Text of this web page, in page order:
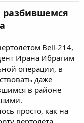
разбившемся
Bell-214,
Ирана Ибрагим
операции, в
даже
в районе
просто, как на